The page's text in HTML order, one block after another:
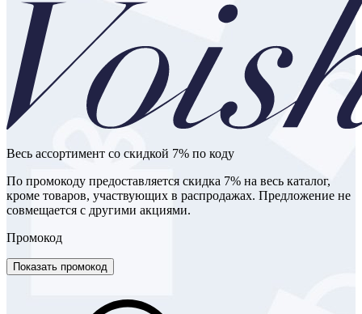
Весь ассортимент со скидкой 7% по коду
По промокоду предоставляется скидка 7% на весь каталог,
кроме товаров, участвующих в распродажах. Предложение не
совмещается с другими акциями.
Промокод
Показать промокод